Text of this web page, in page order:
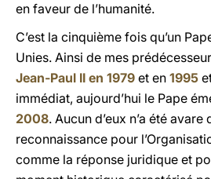
en faveur de l’humanité.
C’est la cinquième fois qu’un
Unies. Ainsi de mes
Jean-Paul II en 1979 et en 1995
immédiat, aujourd’hui le Pape
2008. Aucun d’eux n’a été avare
reconnaissance pour
comme la réponse juridique et